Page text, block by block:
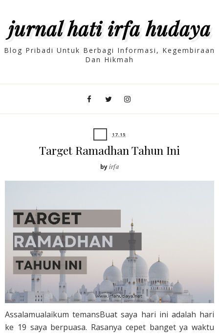
jurnal hati irfa hudaya
Blog Pribadi Untuk Berbagi Informasi, Kegembiraan
Dan Hikmah
17.15
Target Ramadhan Tahun Ini
byirfa
Assalamualaikum temansBuat saya hari ini adalah hari
ke 19 saya berpuasa. Rasanya cepet banget ya waktu